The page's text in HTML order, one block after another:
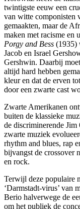
twintigste eeuw een
van witte componisten
gemaakten, maar de
maken met racisme en
Porgy and Bess (1935)
Jacob en Israel
Gershwin. Daarbij
altijd hard hebben
kleur en dat de erven
door een zwarte cast
Zwarte Amerikanen
buiten de klassieke
de discriminerende
zwarte muziek
rhythm and blues, rap
bijvangst de crossover
en rock.
Terwijl deze populaire
‘Darmstadt-virus’ van
Berio halverwege de
om het publiek de